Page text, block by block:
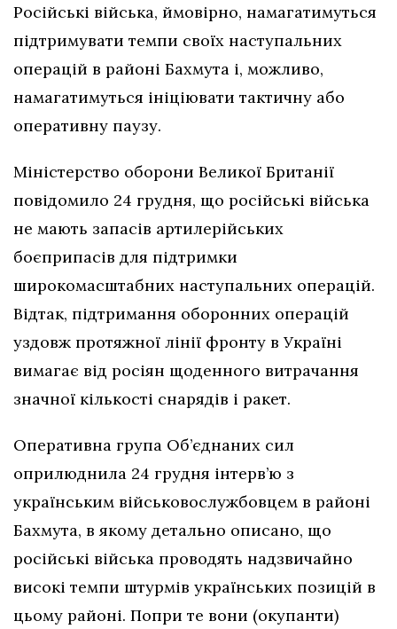
Російські війська, ймовірно, намагатимуться
підтримувати темпи своїх наступальних
операцій в районі Бахмута і, можливо,
намагатимуться ініціювати тактичну або
оперативну паузу.
Міністерство оборони Великої Британії
повідомило 24 грудня, що російські війська
не мають запасів артилерійських
боєприпасів для підтримки
широкомасштабних наступальних операцій.
Відтак, підтримання оборонних операцій
уздовж протяжної лінії фронту в Україні
вимагає від росіян щоденного витрачання
значної кількості снарядів і ракет.
Оперативна група Об’єднаних сил
оприлюднила 24 грудня інтерв’ю з
українським військовослужбовцем в районі
Бахмута, в якому детально описано, що
російські війська проводять надзвичайно
високі темпи штурмів українських позицій в
цьому районі. Попри те вони (окупанти)